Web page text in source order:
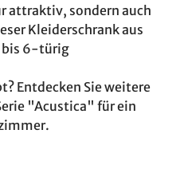
attraktiv, sondern auch
Kleiderschrank aus
bis 6-türig
Entdecken Sie weitere
"Acustica" für ein